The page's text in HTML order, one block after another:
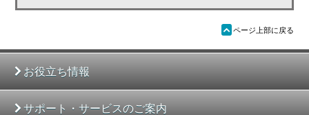
ü ページ上部に戻る
お役立ち情報
サポート・サービスのご案内